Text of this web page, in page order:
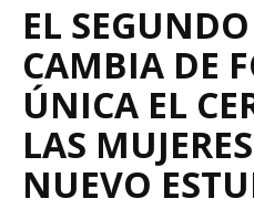
EL
CAMBIA DE
ÚNICA EL
LAS
NUEVO